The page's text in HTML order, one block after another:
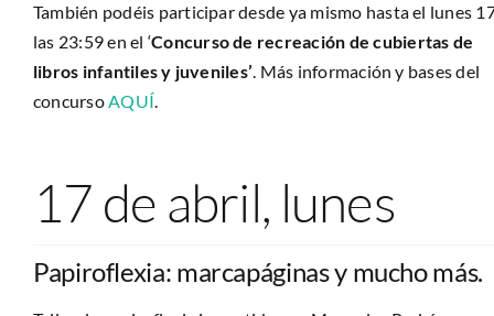
También podéis participar desde ya mismo hasta el lunes
las 23:59 en el ‘Concurso de recreación de cubiertas de
libros infantiles y juveniles’. Más información y bases del
concursoAQUÍ.
17 de abril, lunes
Papiroflexia: marcapáginas y mucho más.